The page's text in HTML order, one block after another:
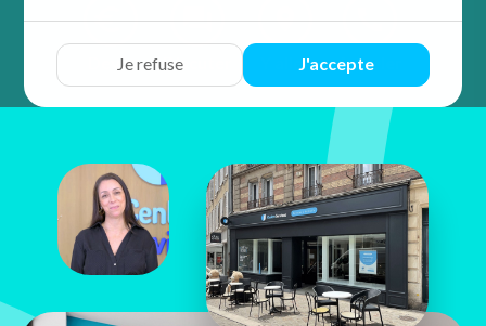
Je refuse J'accepte
Devis Discuter Y aller Appeler
Adèle
Josquin
5 rue des Changes
28000 Chartres